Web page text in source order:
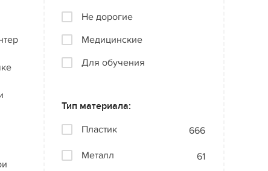
Не дорогие
Медицинские
Для обучения
Тип материала:
Пластик
666
Металл 61